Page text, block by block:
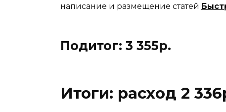
написание и размещение статей
Подитог: 3 355р.
Итоги: расход 2